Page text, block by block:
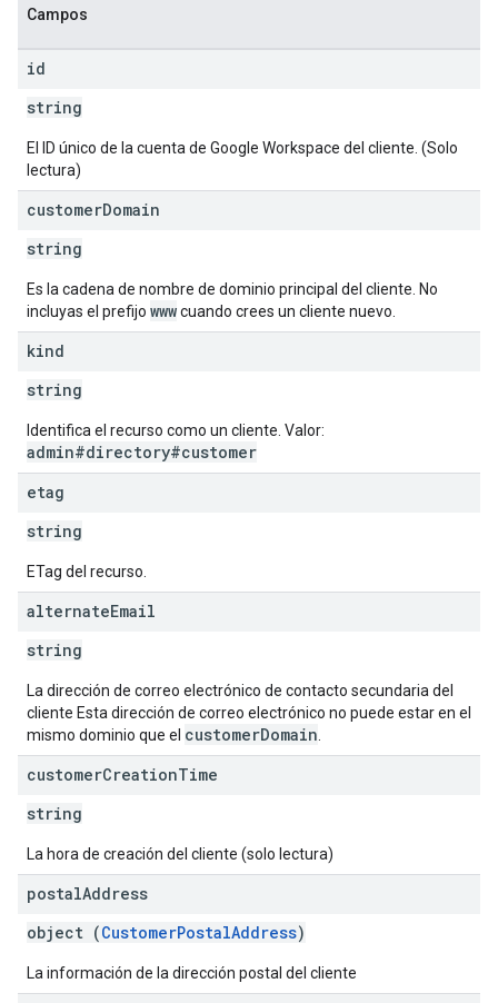
Campos
id
string
El ID único de la cuenta de Google Workspace del cliente. (Solo
lectura)
customerDomain
string
Es la cadena de nombre de dominio principal del cliente. No
incluyas el prefijo wwwcuando crees un cliente nuevo.
kind
string
Identifica el recurso como un cliente. Valor:
admin#directory#customer
etag
string
ETag del recurso.
alternateEmail
string
La dirección de correo electrónico de contacto secundaria del
cliente Esta dirección de correo electrónico no puede estar en el
mismo dominio que el customerDomain
customerCreationTime
string
La hora de creación del cliente (solo lectura)
postalAddress
object (CustomerPostalAddress)
La información de la dirección postal del cliente